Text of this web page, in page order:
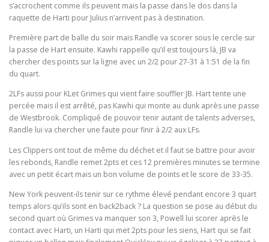
s’accrochent comme ils peuvent mais la passe dans le dos dans la
raquette de Harti pour Julius n’arrivent pas à destination.
Première part de balle du soir mais Randle va scorer sous le cercle sur
la passe de Hart ensuite. Kawhi rappelle qu’il est toujours là, JB va
chercher des points sur la ligne avec un 2/2 pour 27-31 à 1:51 de la fin
du quart.
2LFs aussi pour KLet Grimes qui vient faire souffler JB. Hart tente une
percée mais il est arrêté, pas Kawhi qui monte au dunk après une passe
de Westbrook. Compliqué de pouvoir tenir autant de talents adverses,
Randle lui va chercher une faute pour finir à 2/2 aux LFs.
Les Clippers ont tout de même du déchet et il faut se battre pour avoir
les rebonds, Randle remet 2pts et ces 12 premières minutes se termine
avec un petit écart mais un bon volume de points et le score de 33-35.
New York peuvent-ils tenir sur ce rythme élevé pendant encore 3 quart
temps alors qu’ils sont en back2back ? La question se pose au début du
second quart où Grimes va manquer son 3, Powell lui scorer après le
contact avec Harti, un Harti qui met 2pts pour les siens, Hart qui se fait